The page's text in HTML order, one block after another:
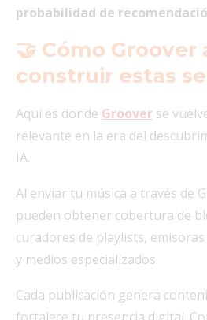
probabilidad de
🤝 Cómo Groover
construir estas
Aquí es donde Groover se
relevante en la era del
IA.
Al enviar tu música a través de
pueden obtener cobertura de
curadores de playlists,
y medios especializados.
Cada publicación genera